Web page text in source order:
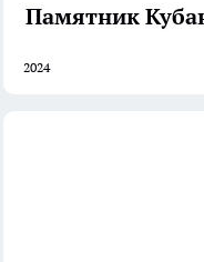
Памятник
2024